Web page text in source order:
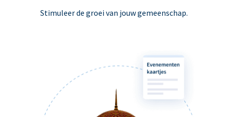
Stimuleer de groei van jouw gemeenschap.